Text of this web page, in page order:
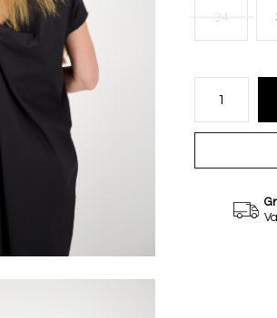
34